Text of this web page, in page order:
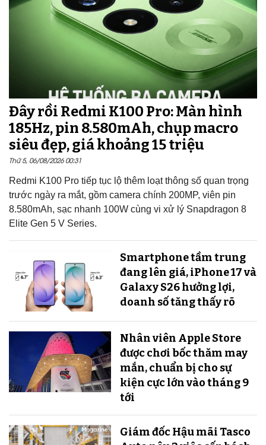
Đây rồi Redmi K100 Pro: Màn hình
185Hz, pin 8.580mAh, chụp macro
siêu đẹp, giá khoảng 15 triệu
Thứ 5, 06/08/2026 00:31
Redmi K100 Pro tiếp tục lộ thêm loạt thông số quan trọng
trước ngày ra mắt, gồm camera chính 200MP, viên pin
8.580mAh, sạc nhanh 100W cùng vi xử lý Snapdragon 8
Elite Gen 5 V Series.
Smartphone tầm trung
đang lên giá, iPhone 17 và
Galaxy S26 hưởng lợi,
doanh số tăng thấy rõ
Nhân viên Apple Store
được chơi bốc thăm may
mắn, chuẩn bị cho sự
kiện cực lớn vào tháng 9
tới
Giám đốc Hậu mãi Tasco